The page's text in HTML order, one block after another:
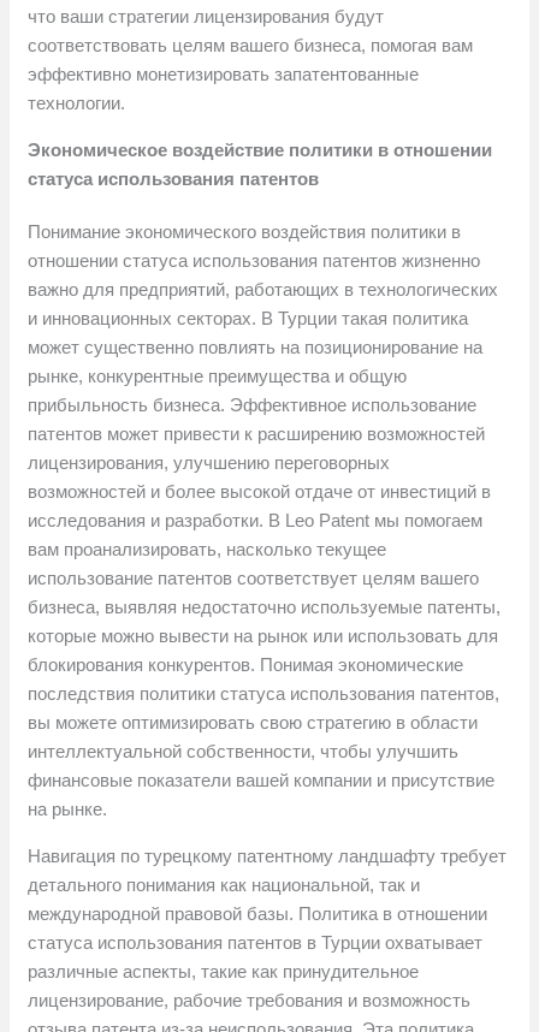
что ваши стратегии лицензирования будут
соответствовать целям вашего бизнеса, помогая вам
эффективно монетизировать запатентованные
технологии.
Экономическое воздействие политики в отношении
статуса использования патентов
Понимание экономического воздействия политики в
отношении статуса использования патентов жизненно
важно для предприятий, работающих в технологических
и инновационных секторах. В Турции такая политика
может существенно повлиять на позиционирование на
рынке, конкурентные преимущества и общую
прибыльность бизнеса. Эффективное использование
патентов может привести к расширению возможностей
лицензирования, улучшению переговорных
возможностей и более высокой отдаче от инвестиций в
исследования и разработки. В Leo Patent мы помогаем
вам проанализировать, насколько текущее
использование патентов соответствует целям вашего
бизнеса, выявляя недостаточно используемые патенты,
которые можно вывести на рынок или использовать для
блокирования конкурентов. Понимая экономические
последствия политики статуса использования патентов,
вы можете оптимизировать свою стратегию в области
интеллектуальной собственности, чтобы улучшить
финансовые показатели вашей компании и присутствие
на рынке.
Навигация по турецкому патентному ландшафту требует
детального понимания как национальной, так и
международной правовой базы. Политика в отношении
статуса использования патентов в Турции охватывает
различные аспекты, такие как принудительное
лицензирование, рабочие требования и возможность